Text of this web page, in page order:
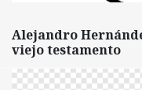
Alejandro
viejo testamento